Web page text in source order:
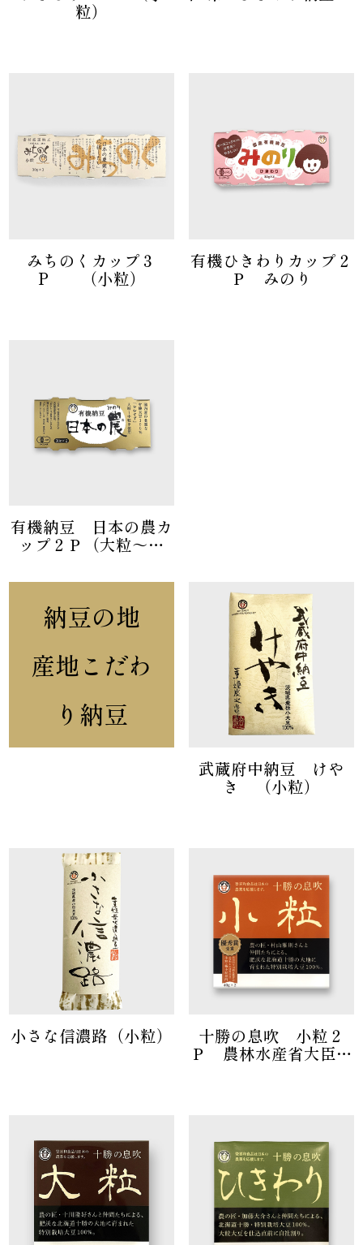
粒）
みちのくカップ３
P （小粒）
有機ひきわりカップ２
Ｐ みのり
有機納豆 日本の農カ
ップ２Ｐ（大粒～中
納豆の地
産地こだわ
り納豆
武蔵府中納豆 けや
き （小粒）
小さな信濃路（小粒） 十勝の息吹 小粒２
Ｐ 農林水産省大臣官